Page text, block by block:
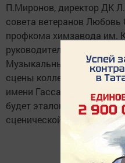
П.Миронов, директор ДК
совета ветеранов Любовь
профкома химзавода им.
руководитель хора Клара
Музыкальные подарки
сцены коллеги по
имени Гассара, для
будет эталоном
сценической культуры.